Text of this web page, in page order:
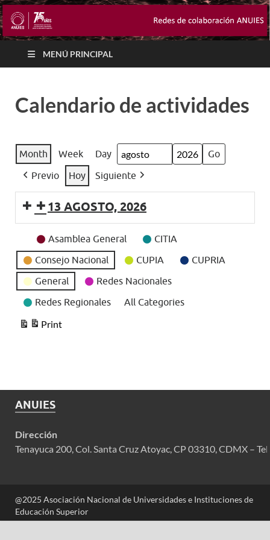
MENÚ PRINCIPAL
Calendario de actividades
Month Week Day
Month
Year
Previo Hoy Siguiente
13 AGOSTO, 2026
Event
Categories
Asamblea General
CITIA
Consejo Nacional
CUPIA
CUPRIA
General
Redes Nacionales
Redes Regionales
All Categories
Print
View
ANUIES
Dirección
Tenayuca 200, Col. Santa Cruz Atoyac, CP 03310, CDMX –
@2025 Asociación Nacional de Universidades e Instituciones de
Educación Superior